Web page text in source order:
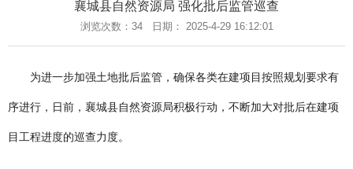
金融观察
关于我们
联系我们
襄城县自然资源局 强化批后监管巡查
浏览次数： 34 日期： 2025-4-29 16:12:01
为进一步加强土地批后监管，确保各类在建项目按照规划要求有
序进行，日前，襄城县自然资源局积极行动，不断加大对批后在建项
目工程进度的巡查力度。